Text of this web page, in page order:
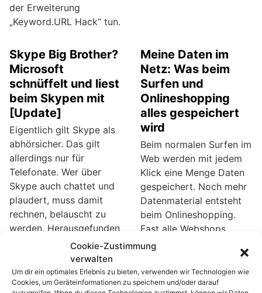
der Erweiterung
„Keyword.URL Hack“ tun.
Skype Big Brother?
Microsoft
schnüffelt und liest
beim Skypen mit
[Update]
Eigentlich gilt Skype als
abhörsicher. Das gilt
allerdings nur für
Telefonate. Wer über
Skype auch chattet und
plaudert, muss damit
rechnen, belauscht zu
werden. Herausgefunden
hat das ein Leser des
Onlinemagazins heise.de,
die den Verdacht prompt
überprüften und die
Meine Daten im
Netz: Was beim
Surfen und
Onlineshopping
alles gespeichert
wird
Beim normalen Surfen im
Web werden mit jedem
Klick eine Menge Daten
gespeichert. Noch mehr
Datenmaterial entsteht
beim Onlineshopping.
Fast alle Webshops
setzen sogenannte
Cookies ein, um den Weg
durch den Shop zu
verfolgen. Cookies sind
Cookie-Zustimmung
verwalten
Um dir ein optimales Erlebnis zu bieten, verwenden wir Technologien wie
Cookies, um Geräteinformationen zu speichern und/oder darauf